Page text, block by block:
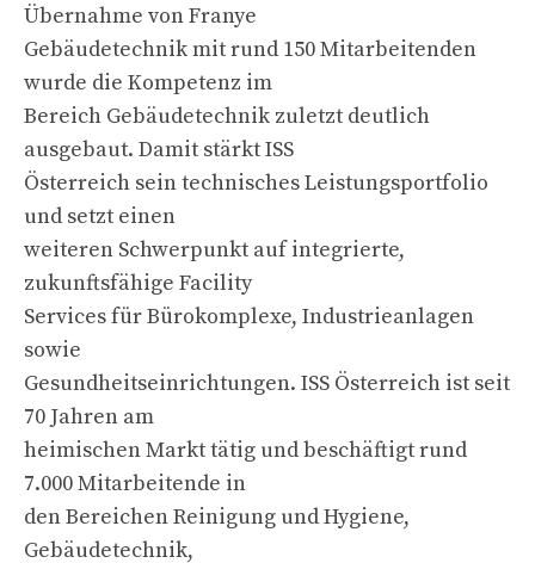
Übernahme von Franye
Gebäudetechnik mit rund 150 Mitarbeitenden
wurde die Kompetenz im
Bereich Gebäudetechnik zuletzt deutlich
ausgebaut. Damit stärkt ISS
Österreich sein technisches Leistungsportfolio
und setzt einen
weiteren Schwerpunkt auf integrierte,
zukunftsfähige Facility
Services für Bürokomplexe, Industrieanlagen
sowie
Gesundheitseinrichtungen. ISS Österreich ist seit
70 Jahren am
heimischen Markt tätig und beschäftigt rund
7.000 Mitarbeitende in
den Bereichen Reinigung und Hygiene,
Gebäudetechnik,